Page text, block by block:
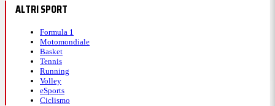
ALTRI SPORT
Formula 1
Motomondiale
Basket
Tennis
Running
Volley
eSports
Ciclismo